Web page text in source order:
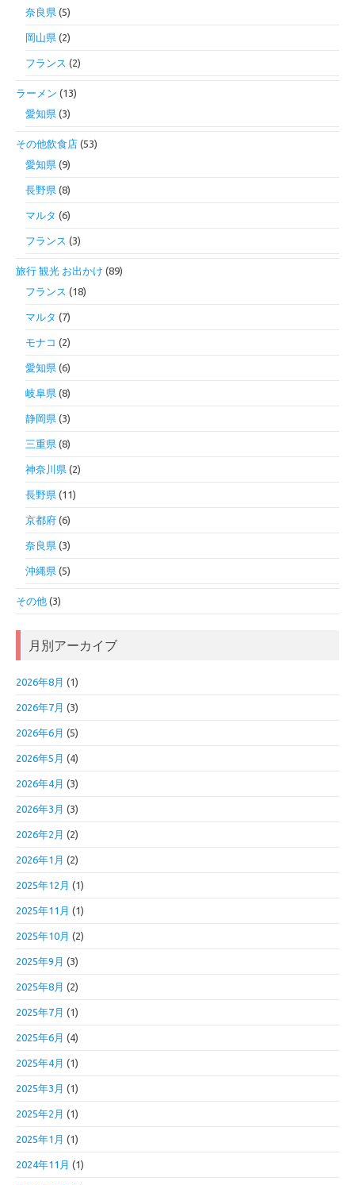
奈良県 (5)
岡山県 (2)
フランス (2)
ラーメン (13)
愛知県 (3)
その他飲食店 (53)
愛知県 (9)
長野県 (8)
マルタ (6)
フランス (3)
旅行 観光 お出かけ (89)
フランス (18)
マルタ (7)
モナコ (2)
愛知県 (6)
岐阜県 (8)
静岡県 (3)
三重県 (8)
神奈川県 (2)
長野県 (11)
京都府 (6)
奈良県 (3)
沖縄県 (5)
その他 (3)
月別アーカイブ
2026年8月 (1)
2026年7月 (3)
2026年6月 (5)
2026年5月 (4)
2026年4月 (3)
2026年3月 (3)
2026年2月 (2)
2026年1月 (2)
2025年12月 (1)
2025年11月 (1)
2025年10月 (2)
2025年9月 (3)
2025年8月 (2)
2025年7月 (1)
2025年6月 (4)
2025年4月 (1)
2025年3月 (1)
2025年2月 (1)
2025年1月 (1)
2024年11月 (1)